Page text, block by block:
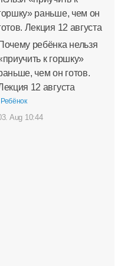
ребёнка нельзя
к горшку»
чем он готов.
12 августа
Ребёнок
Aug 10:44